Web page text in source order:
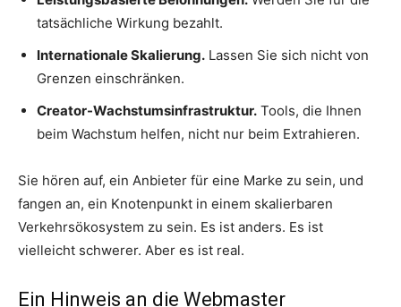
tatsächliche Wirkung bezahlt.
Internationale Skalierung. Lassen Sie sich nicht von
Grenzen einschränken.
Creator-Wachstumsinfrastruktur. Tools, die Ihnen
beim Wachstum helfen, nicht nur beim Extrahieren.
Sie hören auf, ein Anbieter für eine Marke zu sein, und
fangen an, ein Knotenpunkt in einem skalierbaren
Verkehrsökosystem zu sein. Es ist anders. Es ist
vielleicht schwerer. Aber es ist real.
Ein Hinweis an die Webmaster